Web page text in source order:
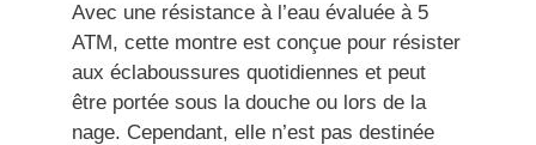
Avec une résistance à l’eau évaluée à 5
ATM, cette montre est conçue pour résister
aux éclaboussures quotidiennes et peut
être portée sous la douche ou lors de la
nage. Cependant, elle n’est pas destinée